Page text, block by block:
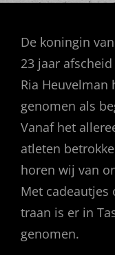
De koningin
23 jaar
Ria Heuvelman
genomen als
Vanaf het
atleten
horen wij van
Met cadeautjes
traan is er in
genomen.